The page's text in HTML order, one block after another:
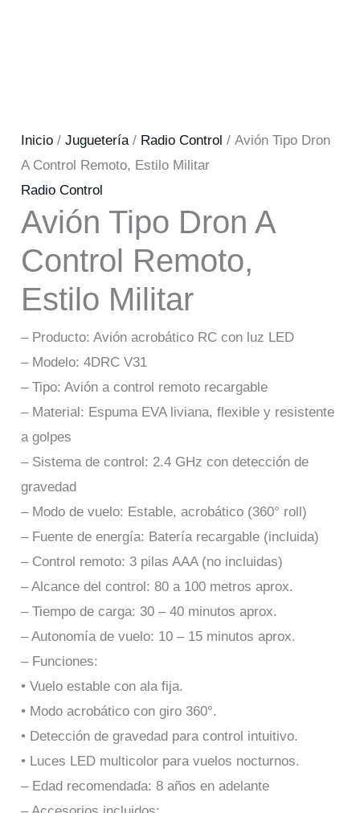
Inicio /Juguetería / Radio Control / Avión Tipo Dron
A Control Remoto, Estilo Militar
Radio Control
Avión Tipo Dron A
Control Remoto,
Estilo Militar
– Producto: Avión acrobático RC con luz LED
– Modelo: 4DRC V31
– Tipo: Avión a control remoto recargable
– Material: Espuma EVA liviana, flexible y resistente
a golpes
– Sistema de control: 2.4 GHz con detección de
gravedad
– Modo de vuelo: Estable, acrobático (360° roll)
– Fuente de energía: Batería recargable (incluida)
– Control remoto: 3 pilas AAA (no incluidas)
– Alcance del control: 80 a 100 metros aprox.
– Tiempo de carga: 30 – 40 minutos aprox.
– Autonomía de vuelo: 10 – 15 minutos aprox.
– Funciones:
• Vuelo estable con ala fija.
• Modo acrobático con giro 360°.
• Detección de gravedad para control intuitivo.
• Luces LED multicolor para vuelos nocturnos.
– Edad recomendada: 8 años en adelante